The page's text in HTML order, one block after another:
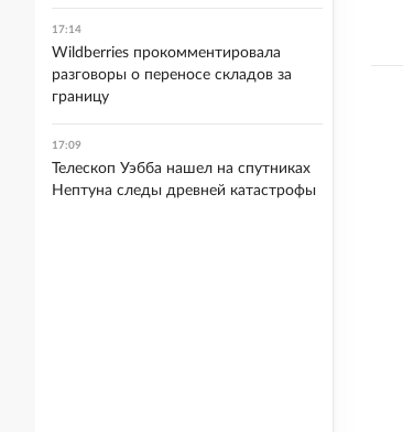
17:14
Wildberries прокомментировала
разговоры о переносе складов за
границу
17:09
Телескоп Уэбба нашел на спутниках
Нептуна следы древней катастрофы